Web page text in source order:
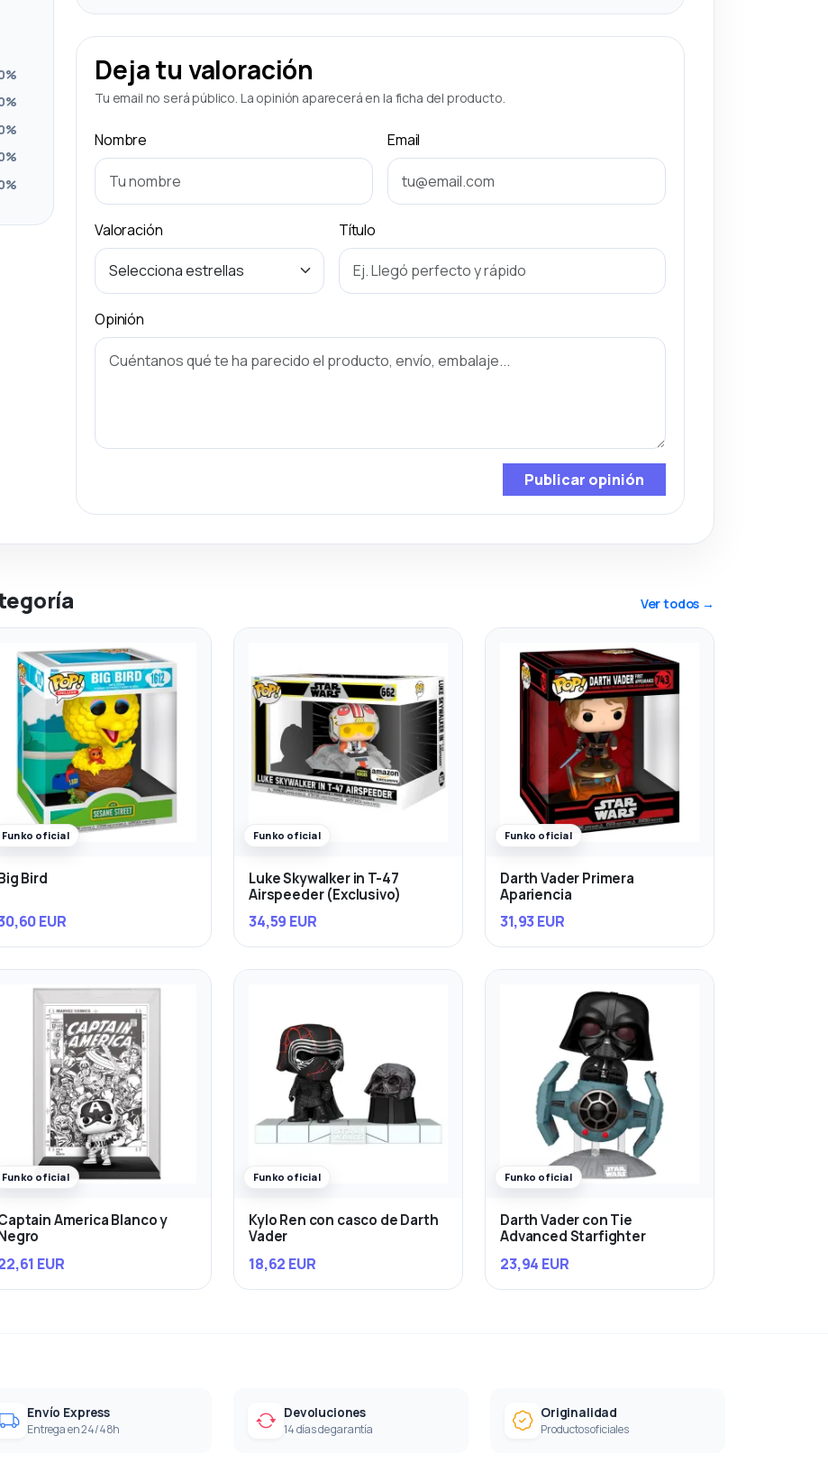
Deja tu valoración
Tu email no será público. La opinión aparecerá en la ficha del producto.
Nombre Email
Valoración Título
Opinión
Publicar opinión
Ver todos →
Funko oficial
Bird
EUR
Funko oficial
Luke Skywalker in T-47
Airspeeder (Exclusivo)
34,59 EUR
Funko oficial
Darth Vader Primera
Apariencia
31,93 EUR
Funko oficial
America Blanco y
EUR
Funko oficial
Kylo Ren con casco de Darth
Vader
18,62 EUR
Funko oficial
Darth Vader con Tie
Advanced Starfighter
23,94 EUR
Envío Express
Entrega en 24/48h
Devoluciones
14 días de garantía
Originalidad
Productos oficiales